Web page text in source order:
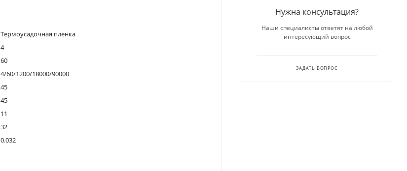
Термоусадочная пленка
4
60
4/60/1200/18000/90000
45
45
11
32
0.032
Нужна консультация?
Наши специалисты ответят на любой
интересующий вопрос
ЗАДАТЬ ВОПРОС